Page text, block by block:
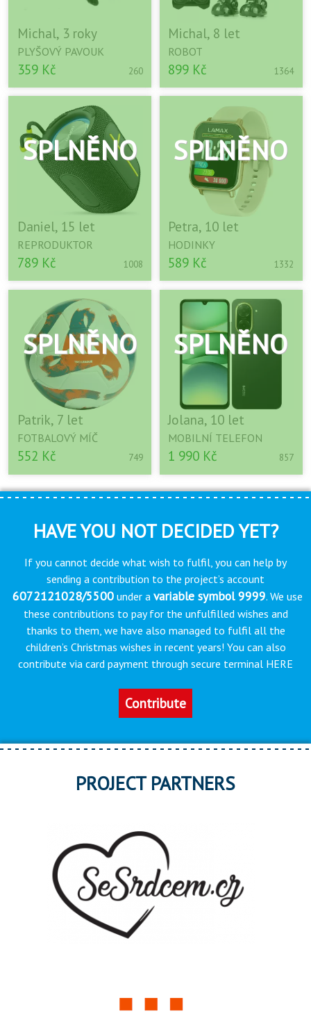
Michal, 3 roky
PLYŠOVÝ PAVOUK
359 Kč 260
Michal, 8 let
ROBOT
899 Kč 1364
Daniel, 15 let
REPRODUKTOR
789 Kč 1008
Petra, 10 let
HODINKY
589 Kč 1332
Patrik, 7 let
FOTBALOVÝ MÍČ
552 Kč 749
Jolana, 10 let
MOBILNÍ TELEFON
1 990 Kč 857
HAVE YOU NOT DECIDED YET?
If you cannot decide what wish to fulfil, you can help by
sending a contribution to the project’s account
6072121028/5500under a variable symbol 9999. We use
these contributions to pay for the unfulfilled wishes and
thanks to them, we have also managed to fulfil all the
children’s Christmas wishes in recent years! You can also
contribute via card payment through secure terminal HERE
Contribute
PROJECT PARTNERS